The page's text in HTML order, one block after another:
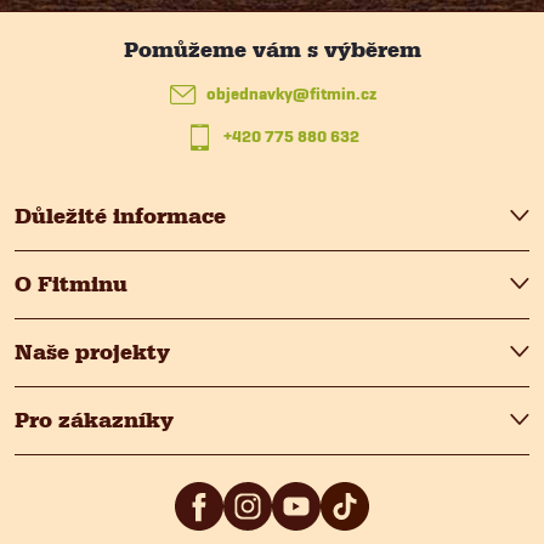
Důležité informace
O Fitminu
Naše projekty
Pro zákazníky
objednavky@fitmin.cz
+420 775 880 632